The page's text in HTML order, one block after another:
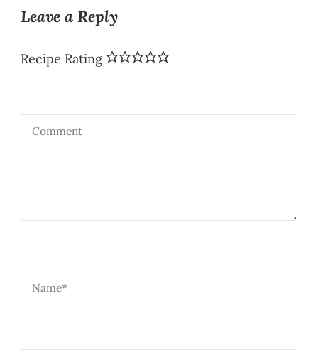
Leave a Reply
Recipe Rating